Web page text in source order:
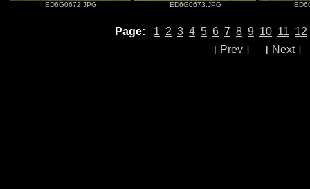
ED6G0672.JPG ED6G0673.JPG
Page: 1 2 3 4 5 6 7 8 9 10 11 12
[ Prev ] [ Next]